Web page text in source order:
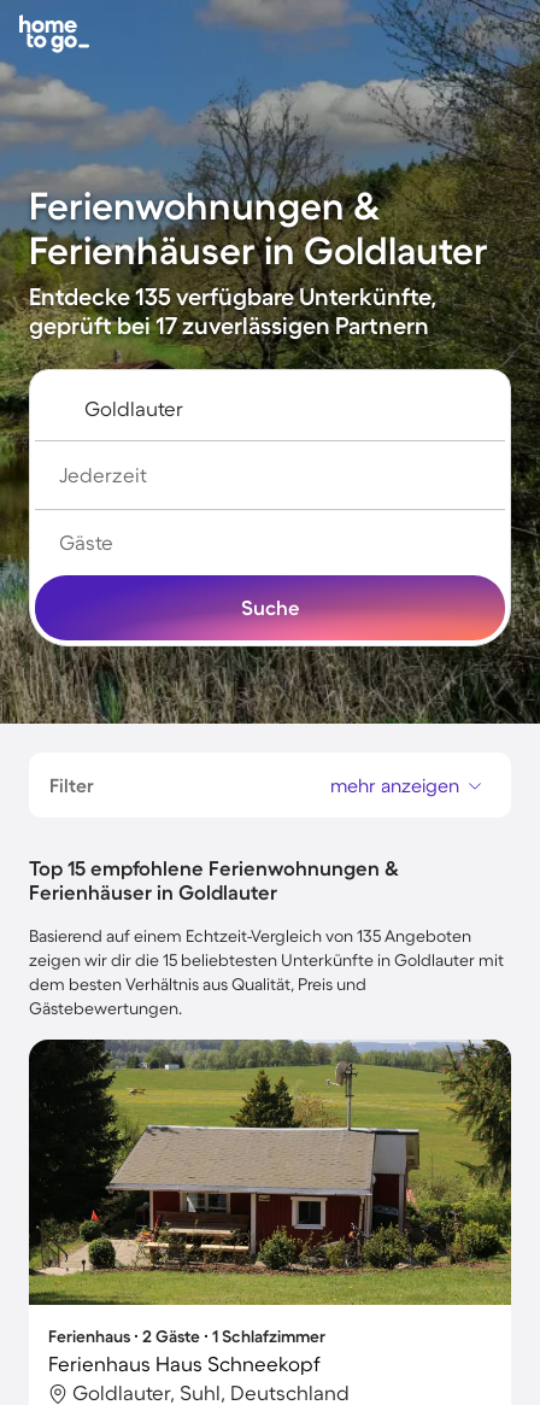
Ferienwohnungen &
Ferienhäuser in Goldlauter
Entdecke 135 verfügbare Unterkünfte,
geprüft bei 17 zuverlässigen Partnern
Jederzeit
Gäste
Suche
Filter mehr anzeigen
Top 15 empfohlene Ferienwohnungen &
Ferienhäuser in Goldlauter
Basierend auf einem Echtzeit-Vergleich von 135 Angeboten
zeigen wir dir die 15 beliebtesten Unterkünfte in Goldlauter mit
dem besten Verhältnis aus Qualität, Preis und
Gästebewertungen.
Ferienhaus ∙ 2 Gäste ∙ 1 Schlafzimmer
Ferienhaus Haus Schneekopf
Goldlauter, Suhl, Deutschland